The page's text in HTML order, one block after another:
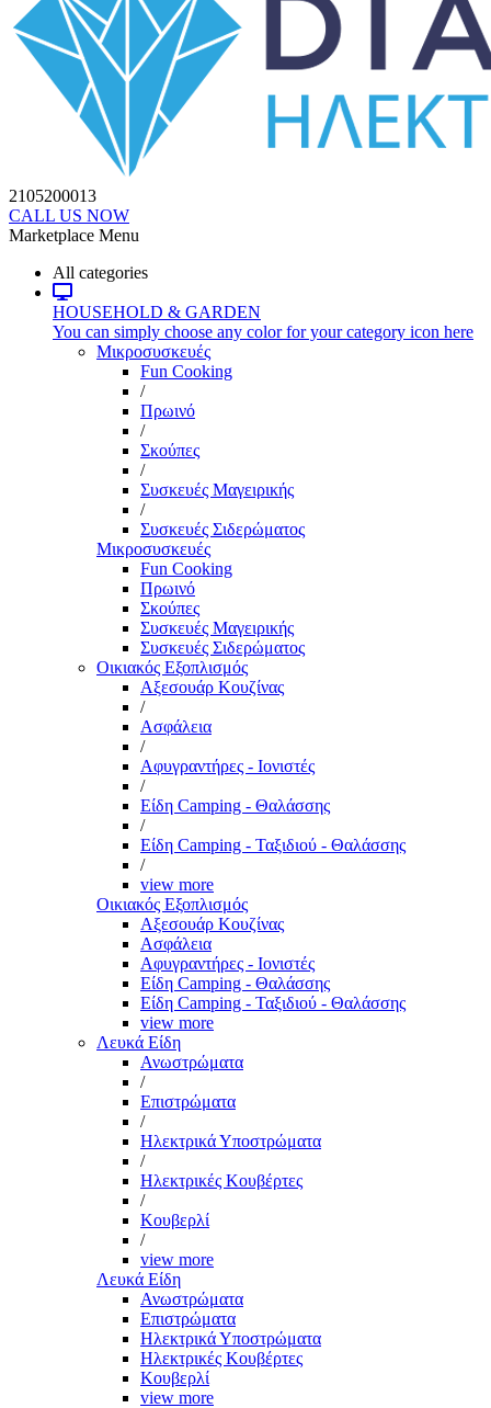
2105200013
CALL US NOW
Marketplace Menu
All categories
HOUSEHOLD & GARDEN
You can simply choose any color for your category icon here
Μικροσυσκευές
Fun Cooking
/
Πρωινό
/
Σκούπες
/
Συσκευές Μαγειρικής
/
Συσκευές Σιδερώματος
Μικροσυσκευές
Fun Cooking
Πρωινό
Σκούπες
Συσκευές Μαγειρικής
Συσκευές Σιδερώματος
Οικιακός Εξοπλισμός
Αξεσουάρ Κουζίνας
/
Ασφάλεια
/
Αφυγραντήρες - Ιονιστές
/
Είδη Camping - Θαλάσσης
/
Είδη Camping - Ταξιδιού - Θαλάσσης
/
view more
Οικιακός Εξοπλισμός
Αξεσουάρ Κουζίνας
Ασφάλεια
Αφυγραντήρες - Ιονιστές
Είδη Camping - Θαλάσσης
Είδη Camping - Ταξιδιού - Θαλάσσης
view more
Λευκά Είδη
Ανωστρώματα
/
Επιστρώματα
/
Ηλεκτρικά Υποστρώματα
/
Ηλεκτρικές Κουβέρτες
/
Κουβερλί
/
view more
Λευκά Είδη
Ανωστρώματα
Επιστρώματα
Ηλεκτρικά Υποστρώματα
Ηλεκτρικές Κουβέρτες
Κουβερλί
view more